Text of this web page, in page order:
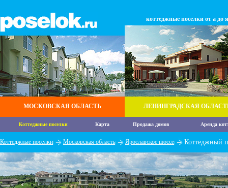
МОСКОВСКАЯ ОБЛАСТЬ
коттеджные поселки от а до я
ЛЕНИНГРАДСКАЯ
Коттеджные поселки Карта Продажа домов Аренда
Коттеджные поселки Московская область Ярославское шоссе Коттеджный